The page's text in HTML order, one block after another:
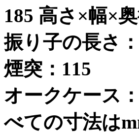
185 高さ ×幅×
振り子の長さ：
煙突： 115
オークケース：
べての寸法は